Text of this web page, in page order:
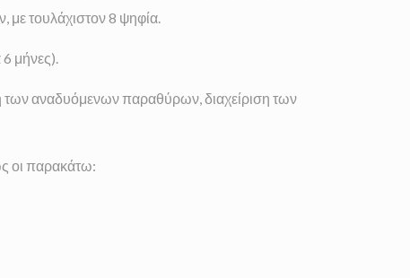
με τουλάχιστον 8 ψηφία.
6 μήνες).
αναδυόμενων παραθύρων, διαχείριση των
οι παρακάτω: